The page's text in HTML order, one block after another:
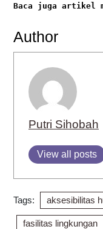
Baca juga artikel
Author
Putri Sihobah
View all posts
Tags: aksesibilitas
fasilitas lingkungan